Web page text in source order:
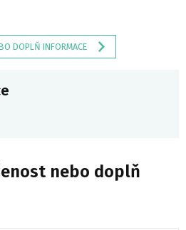
DOPLŇ INFORMACE
nebo doplň